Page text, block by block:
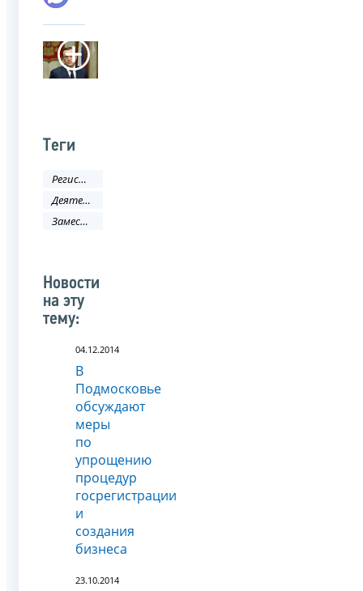
Теги
Регистрация
Деятельность ФНС
Заместитель руководителя ФНС России
Новости
на эту
тему:
04.12.2014
В
Подмосковье
обсуждают
меры
по
упрощению
процедур
госрегистрации
и
создания
бизнеса
23.10.2014